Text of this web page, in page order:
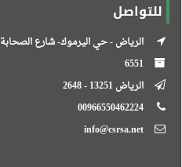
للتواصل
الرياض - حي اليرموك- شارع الصحابة
الرياض 13251 - 2648